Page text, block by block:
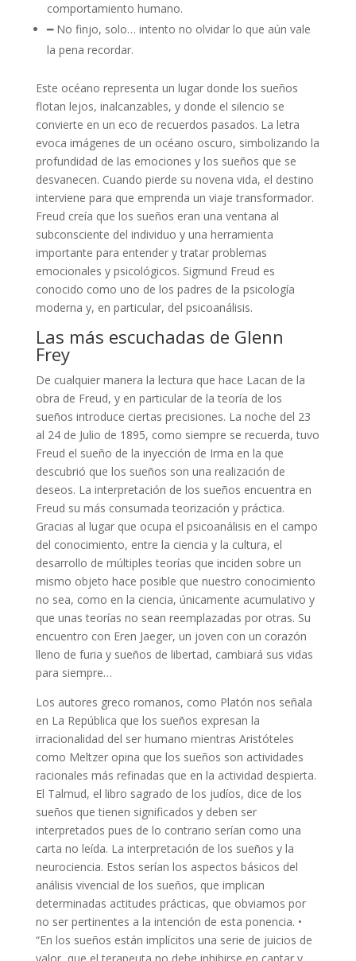
comportamiento humano.
━ No finjo, solo… intento no olvidar lo que aún vale
la pena recordar.
Este océano representa un lugar donde los sueños
flotan lejos, inalcanzables, y donde el silencio se
convierte en un eco de recuerdos pasados. La letra
evoca imágenes de un océano oscuro, simbolizando la
profundidad de las emociones y los sueños que se
desvanecen. Cuando pierde su novena vida, el destino
interviene para que emprenda un viaje transformador.
Freud creía que los sueños eran una ventana al
subconsciente del individuo y una herramienta
importante para entender y tratar problemas
emocionales y psicológicos. Sigmund Freud es
conocido como uno de los padres de la psicología
moderna y, en particular, del psicoanálisis.
Las más escuchadas de Glenn
Frey
De cualquier manera la lectura que hace Lacan de la
obra de Freud, y en particular de la teoría de los
sueños introduce ciertas precisiones. La noche del 23
al 24 de Julio de 1895, como siempre se recuerda, tuvo
Freud el sueño de la inyección de Irma en la que
descubrió que los sueños son una realización de
deseos. La interpretación de los sueños encuentra en
Freud su más consumada teorización y práctica.
Gracias al lugar que ocupa el psicoanálisis en el campo
del conocimiento, entre la ciencia y la cultura, el
desarrollo de múltiples teorías que inciden sobre un
mismo objeto hace posible que nuestro conocimiento
no sea, como en la ciencia, únicamente acumulativo y
que unas teorías no sean reemplazadas por otras. Su
encuentro con Eren Jaeger, un joven con un corazón
lleno de furia y sueños de libertad, cambiará sus vidas
para siempre…
Los autores greco romanos, como Platón nos señala
en La República que los sueños expresan la
irracionalidad del ser humano mientras Aristóteles
como Meltzer opina que los sueños son actividades
racionales más refinadas que en la actividad despierta.
El Talmud, el libro sagrado de los judíos, dice de los
sueños que tienen significados y deben ser
interpretados pues de lo contrario serían como una
carta no leída. La interpretación de los sueños y la
neurociencia. Estos serían los aspectos básicos del
análisis vivencial de los sueños, que implican
determinadas actitudes prácticas, que obviamos por
no ser pertinentes a la intención de esta ponencia. •
“En los sueños están implícitos una serie de juicios de